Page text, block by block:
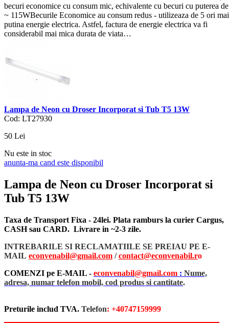
becuri economice cu consum mic, echivalente cu becuri cu puterea de
~ 115WBecurile Economice au consum redus - utilizeaza de 5 ori mai
putina energie electrica. Astfel, factura de energie electrica va fi
considerabil mai mica durata de viata…
Lampa de Neon cu Droser Incorporat si Tub T5 13W
Cod: LT27930
50 Lei
Nu este in stoc
anunta-ma cand este disponibil
Lampa de Neon cu Droser Incorporat si
Tub T5 13W
Taxa de Transport Fixa - 24lei. Plata ramburs la curier Cargus,
CASH sau CARD. Livrare in ~2-3 zile.
INTREBARILE SI RECLAMATIILE SE PREIAU PE E-
MAIL econvenabil@gmail.com /contact@econvenabil.ro
COMENZI pe E-MAIL - econvenabil@gmail.com : Nume,
adresa, numar telefon mobil, cod produs si cantitate.
Preturile includ TVA. Telefon: +40747159999